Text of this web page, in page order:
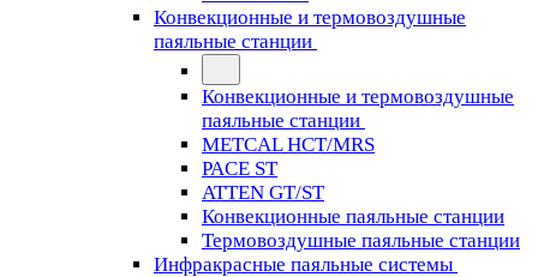
Конвекционные и термовоздушные
паяльные станции
Конвекционные и термовоздушные
паяльные станции
METCAL HCT/MRS
PACE ST
ATTEN GT/ST
Конвекционные паяльные станции
Термовоздушные паяльные станции
Инфракрасные паяльные системы